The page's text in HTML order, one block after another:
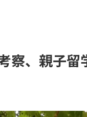
察、親子留